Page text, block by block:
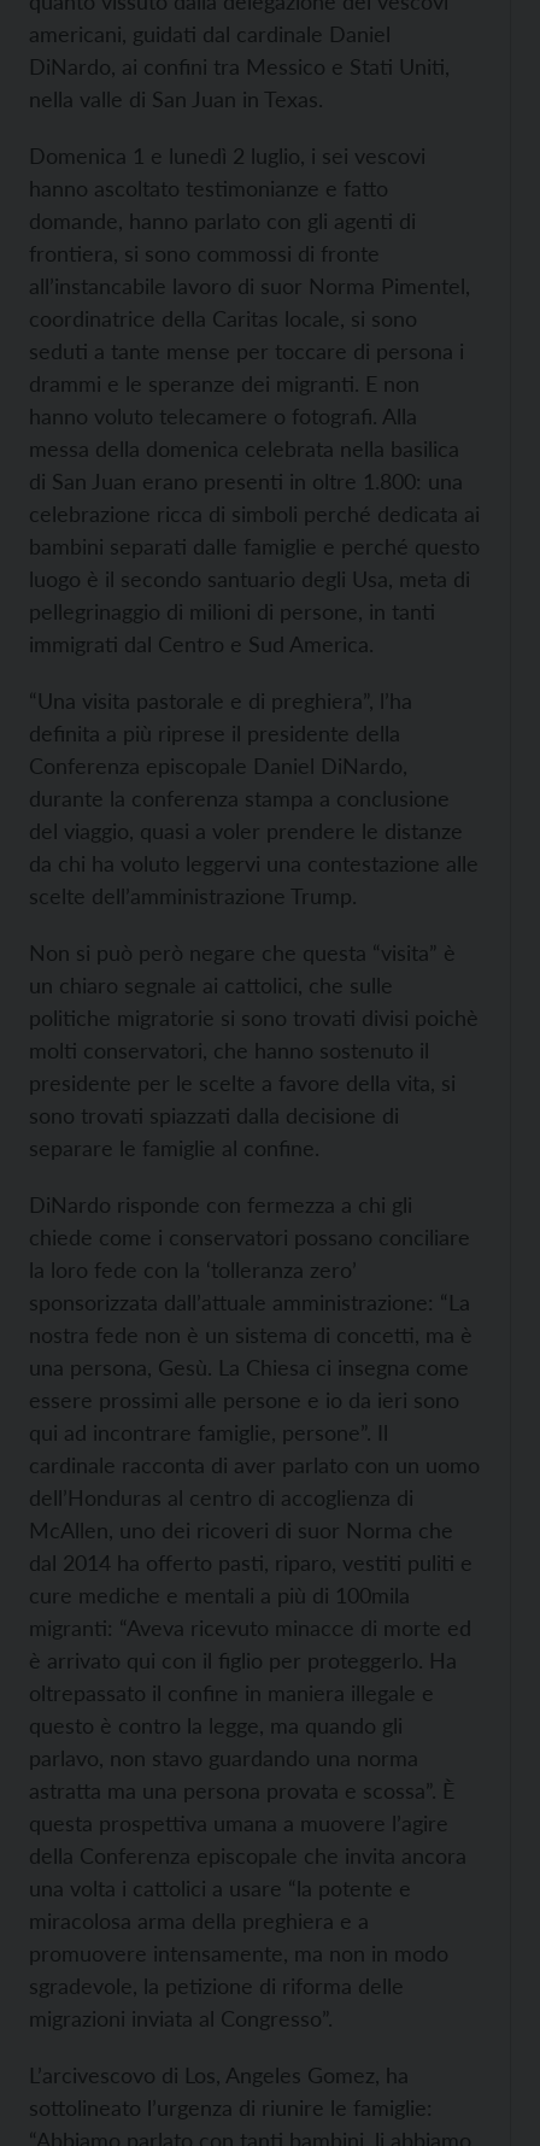
americani, guidati dal cardinale Daniel
DiNardo, ai confini tra Messico e Stati Uniti,
nella valle di San Juan in Texas.
Domenica 1 e lunedì 2 luglio, i sei vescovi
hanno ascoltato testimonianze e fatto
domande, hanno parlato con gli agenti di
frontiera, si sono commossi di fronte
all’instancabile lavoro di suor Norma Pimentel,
coordinatrice della Caritas locale, si sono
seduti a tante mense per toccare di persona i
drammi e le speranze dei migranti. E non
hanno voluto telecamere o fotografi. Alla
messa della domenica celebrata nella basilica
di San Juan erano presenti in oltre 1.800: una
celebrazione ricca di simboli perché dedicata ai
bambini separati dalle famiglie e perché questo
luogo è il secondo santuario degli Usa, meta di
pellegrinaggio di milioni di persone, in tanti
immigrati dal Centro e Sud America.
“Una visita pastorale e di preghiera”, l’ha
definita a più riprese il presidente della
Conferenza episcopale Daniel DiNardo,
durante la conferenza stampa a conclusione
del viaggio, quasi a voler prendere le distanze
da chi ha voluto leggervi una contestazione alle
scelte dell’amministrazione Trump.
Non si può però negare che questa “visita” è
un chiaro segnale ai cattolici, che sulle
politiche migratorie si sono trovati divisi poichè
molti conservatori, che hanno sostenuto il
presidente per le scelte a favore della vita, si
sono trovati spiazzati dalla decisione di
separare le famiglie al confine.
DiNardo risponde con fermezza a chi gli
chiede come i conservatori possano conciliare
la loro fede con la ‘tolleranza zero’
sponsorizzata dall’attuale amministrazione: “La
nostra fede non è un sistema di concetti, ma è
una persona, Gesù. La Chiesa ci insegna come
essere prossimi alle persone e io da ieri sono
qui ad incontrare famiglie, persone”. Il
cardinale racconta di aver parlato con un uomo
dell’Honduras al centro di accoglienza di
McAllen, uno dei ricoveri di suor Norma che
dal 2014 ha offerto pasti, riparo, vestiti puliti e
cure mediche e mentali a più di 100mila
migranti: “Aveva ricevuto minacce di morte ed
è arrivato qui con il figlio per proteggerlo. Ha
oltrepassato il confine in maniera illegale e
questo è contro la legge, ma quando gli
parlavo, non stavo guardando una norma
astratta ma una persona provata e scossa”. È
questa prospettiva umana a muovere l’agire
della Conferenza episcopale che invita ancora
una volta i cattolici a usare “la potente e
miracolosa arma della preghiera e a
promuovere intensamente, ma non in modo
sgradevole, la petizione di riforma delle
migrazioni inviata al Congresso”.
L’arcivescovo di Los, Angeles Gomez, ha
sottolineato l’urgenza di riunire le famiglie:
“Abbiamo parlato con tanti bambini, li abbiamo